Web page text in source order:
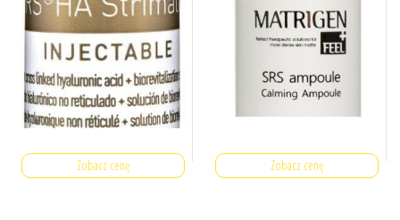
Zobacz cenę Zobacz cenę